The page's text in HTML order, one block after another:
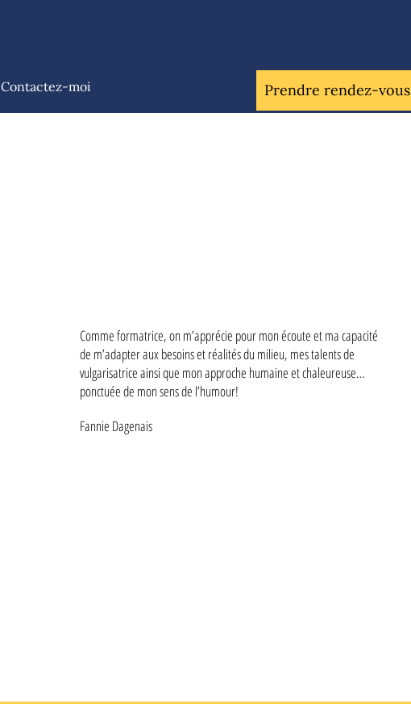
Contactez-moi Prendre rendez-vous
Comme formatrice, on m’apprécie pour mon écoute et ma capacité
de m’adapter aux besoins et réalités du milieu, mes talents de
vulgarisatrice ainsi que mon approche humaine et chaleureuse…
ponctuée de mon sens de l’humour!
Fannie Dagenais